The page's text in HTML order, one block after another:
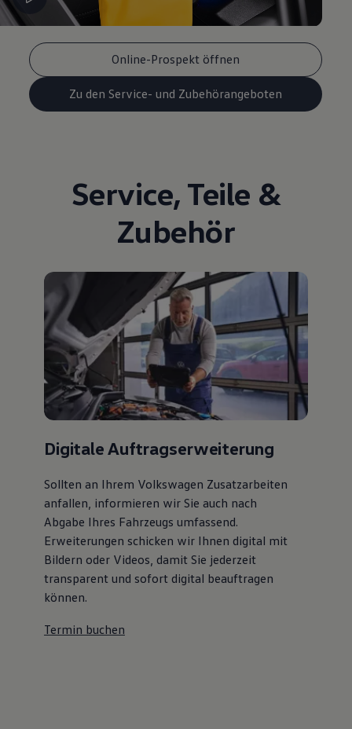
Online-Prospekt öffnen
Zu den Service- und Zubehörangeboten
Service, Teile &
Zubehör
Digitale Auftragserweiterung
Sollten an Ihrem Volkswagen Zusatzarbeiten
anfallen, informieren wir Sie auch nach
Abgabe Ihres Fahrzeugs umfassend.
Erweiterungen schicken wir Ihnen digital mit
Bildern oder Videos, damit Sie jederzeit
transparent und sofort digital beauftragen
können.
Termin buchen